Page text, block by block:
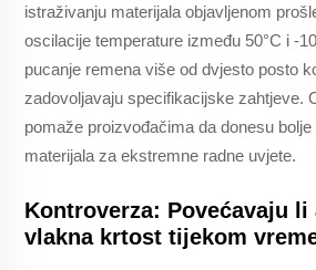
istraživanju materijala objavljenom
oscilacije temperature između 50°C i -
pucanje remena više od dvjesto posto
zadovoljavaju specifikacijske zahtjeve.
pomaže proizvođačima da donesu
materijala za ekstremne radne uvjete.
Kontroverza: Povećavaju li
vlakna krtost tijekom